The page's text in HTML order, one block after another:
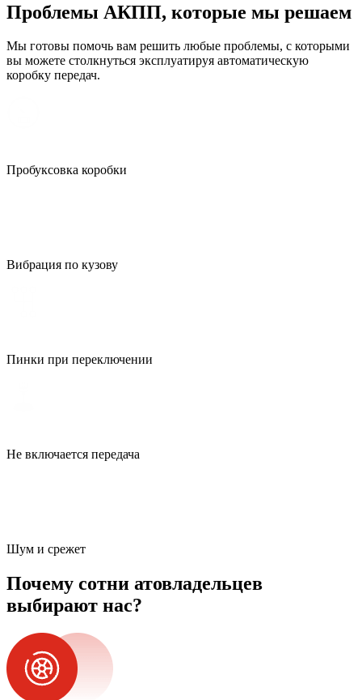
Проблемы АКПП, которые мы решаем
Мы готовы помочь вам решить любые проблемы, с которыми
вы можете столкнуться эксплуатируя автоматическую
коробку передач.
Пробуксовка коробки
Вибрация по кузову
Пинки при переключении
Не включается передача
Шум и срежет
Почему сотни атовладельцев
выбирают нас?